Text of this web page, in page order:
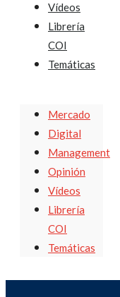
Vídeos
Librería
COI
Temáticas
Mercado
Digital
Management
Opinión
Vídeos
Librería
COI
Temáticas